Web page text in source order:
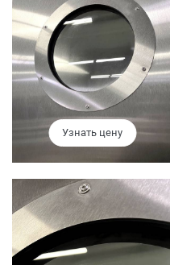
Узнать цену